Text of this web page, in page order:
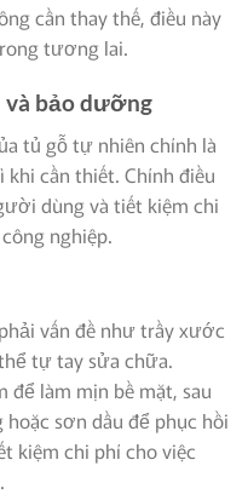
cần thay thế, điều này
tương lai.
và bảo dưỡng
tủ gỗ tự nhiên chính là
khi cần thiết. Chính điều
dùng và tiết kiệm chi
nghiệp.
vấn đề như trầy xước
tự tay sửa chữa.
để làm mịn bề mặt, sau
sơn dầu để phục hồi
kiệm chi phí cho việc